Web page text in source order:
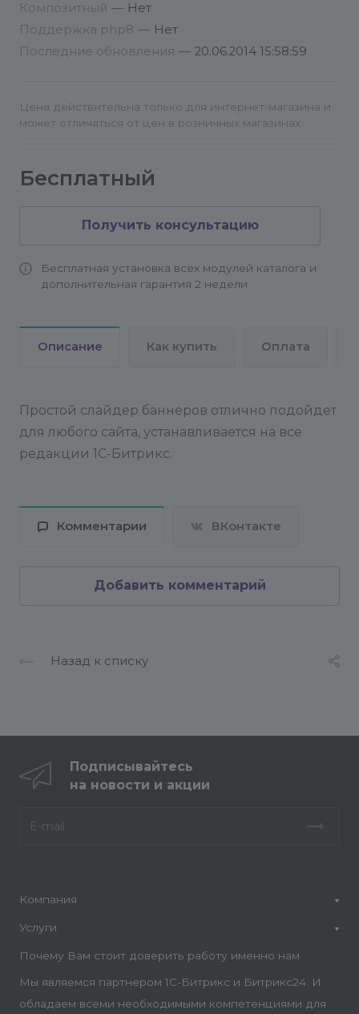
Композитный — Нет
Поддержка php8 — Нет
Последние обновления — 20.06.2014 15:58:59
Цена действительна только для интернет-магазина и
может отличаться от цен в розничных магазинах
Бесплатный
Получить консультацию
Бесплатная установка всех модулей каталога и
дополнительная гарантия 2 недели
Описание Как купить Оплата
Простой слайдер баннеров отлично подойдет
для любого сайта, устанавливается на все
редакции 1С-Битрикс.
Комментарии ВКонтакте
Добавить комментарий
Назад к списку
Подписывайтесь
на новости и акции
Компания
Услуги
Почему Вам стоит доверить работу именно нам
Мы являемся партнером 1С-Битрикс и Битрикс24. И
обладаем всеми необходимыми компетенциями для